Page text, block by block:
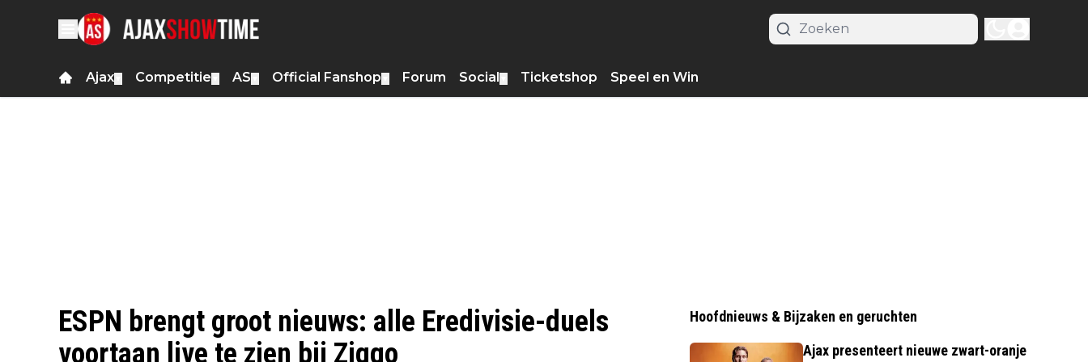
Ajax Competitie AS Official Fanshop Forum Social Ticketshop Speel en Win
ESPN brengt groot nieuws: alle Eredivisie-duels
voortaan live te zien bij Ziggo
Hoofdnieuws & Bijzaken en geruchten
Ajax presenteert nieuwe zwart-oranje